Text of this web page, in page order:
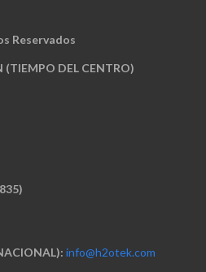
Reservados
(TIEMPO DEL CENTRO)
info@h2otek.com